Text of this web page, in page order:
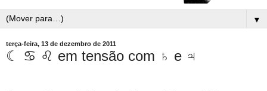
▼
terça-feira, 13 de dezembro de 2011
☾ ♋ ♌ em tensão com ♄ e ♃